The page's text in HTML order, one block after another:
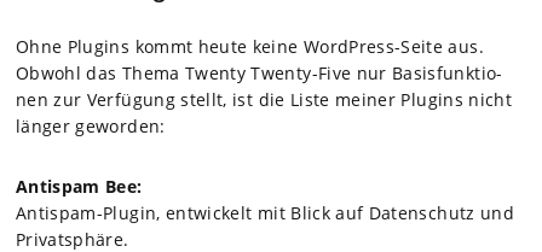
Ohne Plug­ins kommt heute keine Word­Press-Seite aus.
Obwohl das Thema Twenty Twenty-Five nur Basis­funk­tio­
nen zur Ver­fü­gung stellt, ist die Liste mei­ner Plug­ins nicht
län­ger gewor­den:
Anti­s­pam Bee:
Anti­s­pam-Plugin, ent­wi­ckelt mit Blick auf Daten­schutz und
Pri­vat­sphäre.